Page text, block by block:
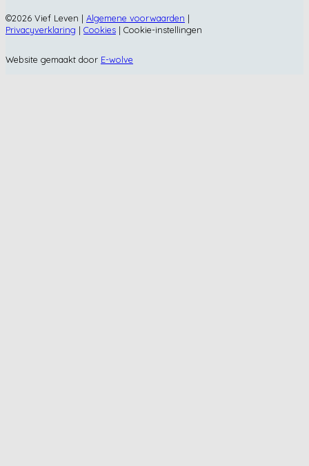
©2026 Vief Leven | Algemene voorwaarden |
Privacyverklaring | Cookies | Cookie-instellingen
Website gemaakt door E-wolve